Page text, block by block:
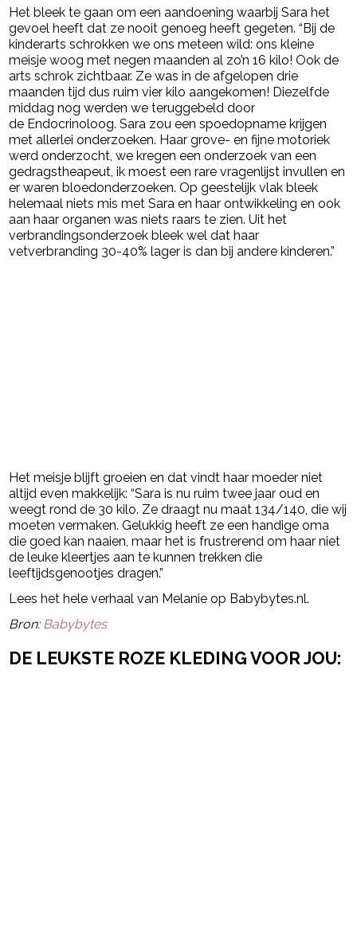
Het bleek te gaan om een aandoening waarbij Sara het
gevoel heeft dat ze nooit genoeg heeft gegeten. “Bij de
kinderarts schrokken we ons meteen wild: ons kleine
meisje woog met negen maanden al zo’n 16 kilo! Ook de
arts schrok zichtbaar. Ze was in de afgelopen drie
maanden tijd dus ruim vier kilo aangekomen! Diezelfde
middag nog werden we teruggebeld door
de Endocrinoloog. Sara zou een spoedopname krijgen
met allerlei onderzoeken. Haar grove- en fijne motoriek
werd onderzocht, we kregen een onderzoek van een
gedragstheapeut, ik moest een rare vragenlijst invullen en
er waren bloedonderzoeken. Op geestelijk vlak bleek
helemaal niets mis met Sara en haar ontwikkeling en ook
aan haar organen was niets raars te zien. Uit het
verbrandingsonderzoek bleek wel dat haar
vetverbranding 30-40% lager is dan bij andere kinderen.”
Het meisje blijft groeien en dat vindt haar moeder niet
altijd even makkelijk: “Sara is nu ruim twee jaar oud en
weegt rond de 30 kilo. Ze draagt nu maat 134/140, die wij
moeten vermaken. Gelukkig heeft ze een handige oma
die goed kan naaien, maar het is frustrerend om haar niet
de leuke kleertjes aan te kunnen trekken die
leeftijdsgenootjes dragen.”
Lees het hele verhaal van Melanie op Babybytes.nl.
Bron: Babybytes
DE LEUKSTE ROZE KLEDING VOOR JOU: